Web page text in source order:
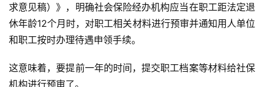
求意见稿）》，明确社会保险经办机构应当在职工距法定退
休年龄12个月时，对职工相关材料进行预审并通知用人单位
和职工按时办理待遇申领手续。
这意味着，要提前一年的时间，提交职工档案等材料给社保
机构进行预审了。